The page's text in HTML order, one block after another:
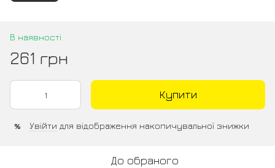
В наявності
261 грн
Купити
% Увійти для відображення накопичувальної знижки
До обраного